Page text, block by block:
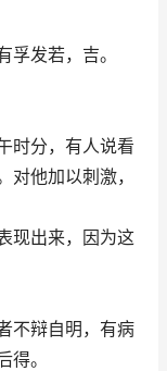
发若，吉。
时分，有人说看
他加以刺激，
现出来，因为这
不辩自明，有病
。